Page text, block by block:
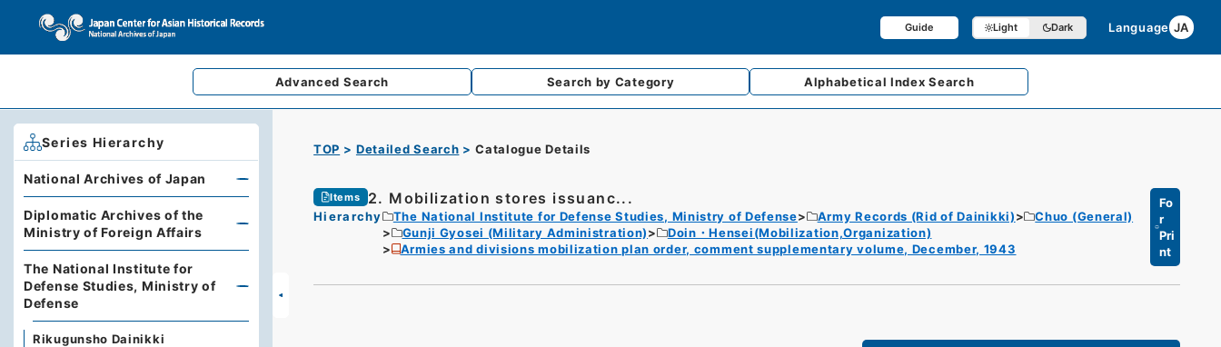
Guide Light Dark Language JA
Advanced Search Search by Category AlphabeticalIndex Search
TOP Detailed Search Catalogue Details
Items 2. Mobilization stores issuanc...
Hierarchy The National Institute for Defense Studies, Ministry of Defense Army Records (Rid of Dainikki)
Chuo (General)
Gunji Gyosei (Military Administration)
Doin・Hensei(Mobilization,Organization)
Armies and divisions mobilization plan order, comment supplementary volume, December, 1943
Fo
r
Pri
nt
Series Hierarchy
National Archives of Japan
Diplomatic Archives of the
Ministry of Foreign Affairs
The National Institute for
Defense Studies, Ministry of
Defense
Rikugunsho Dainikki